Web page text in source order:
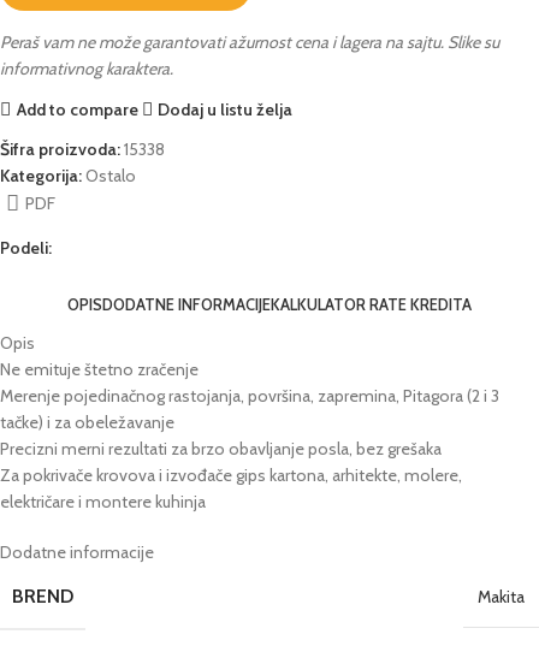
Peraš vam ne može garantovati ažurnost cena i lagera na sajtu. Slike su
informativnog karaktera.
Add to compare
Dodaj u listu želja
Šifra proizvoda:15338
Kategorija:Ostalo
PDF
Podeli:
OPISDODATNE INFORMACIJEKALKULATOR RATE KREDITA
Opis
Ne emituje štetno zračenje
Merenje pojedinačnog rastojanja, površina, zapremina, Pitagora (2 i 3
tačke) i za obeležavanje
Precizni merni rezultati za brzo obavljanje posla, bez grešaka
Za pokrivače krovova i izvođače gips kartona, arhitekte, molere,
električare i montere kuhinja
Dodatne informacije
BREND Makita